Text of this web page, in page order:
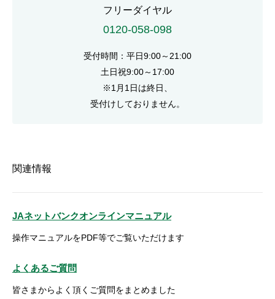
フリーダイヤル
0120-058-098
受付時間：平日9:00～21:00
土日祝9:00～17:00
※1月1日は終日、
受付けしておりません。
関連情報
JAネットバンクオンラインマニュアル
操作マニュアルをPDF等でご覧いただけます
よくあるご質問
皆さまからよく頂くご質問をまとめました